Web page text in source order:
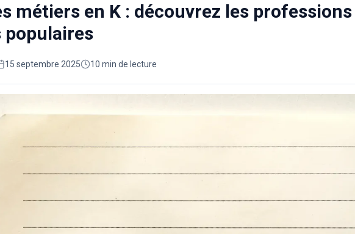
métiers en K : découvrez les professions
populaires
15 septembre 2025 10 min de lecture